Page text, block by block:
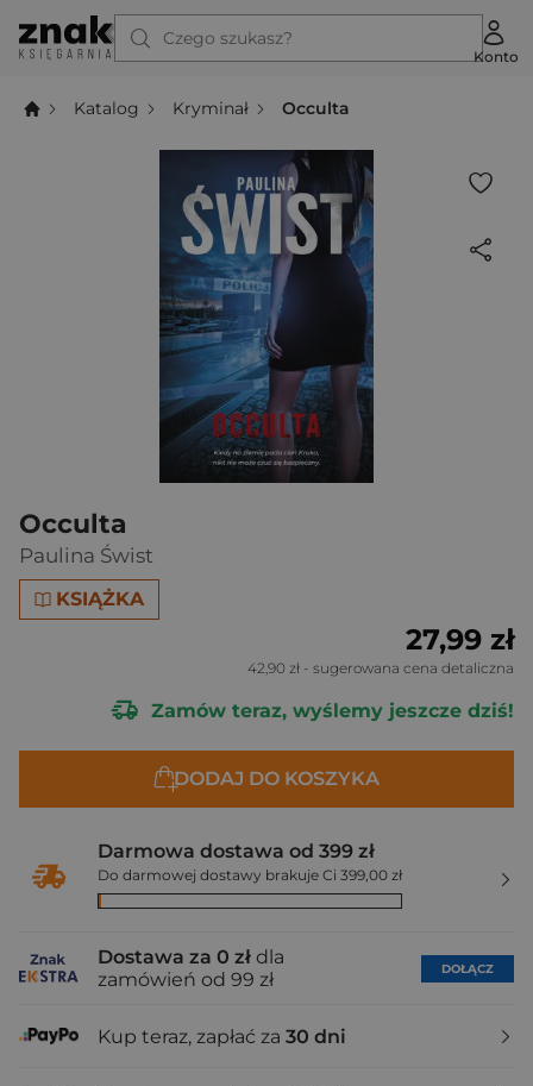
Czego szukasz?
Konto
Katalog Kryminał Occulta
Occulta
Paulina Świst
KSIĄŻKA
27,99 zł
42,90 zł - sugerowana cena detaliczna
Zamów teraz, wyślemy jeszcze dziś!
DODAJ DO KOSZYKA
Darmowa dostawa od 399 zł
Do darmowej dostawy brakuje Ci 399,00 zł
Dostawa za 0 zł dla
zamówień od 99 zł
DOŁĄCZ
Kup teraz, zapłać za 30 dni